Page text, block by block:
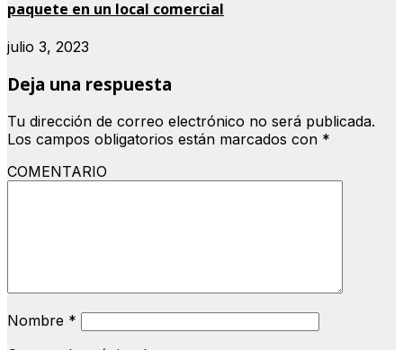
paquete en un local comercial
julio 3, 2023
Deja una respuesta
Tu dirección de correo electrónico no será publicada.
Los campos obligatorios están marcados con *
COMENTARIO
Nombre *